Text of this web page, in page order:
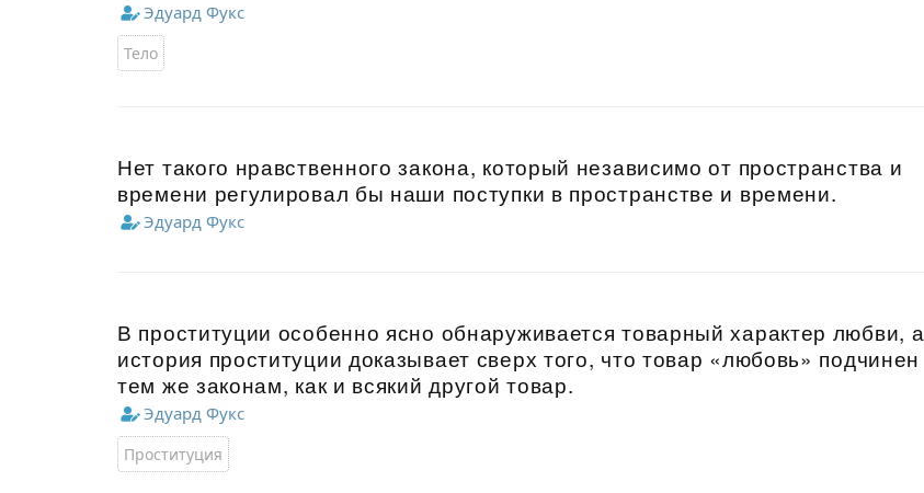
Эдуард Фукс
Тело
Нет такого нравственного закона, который независимо от пространства и
времени регулировал бы наши поступки в пространстве и времени.
Эдуард Фукс
В проституции особенно ясно обнаруживается товарный характер любви, а
история проституции доказывает сверх того, что товар «любовь» подчинен
тем же законам, как и всякий другой товар.
Эдуард Фукс
Проституция